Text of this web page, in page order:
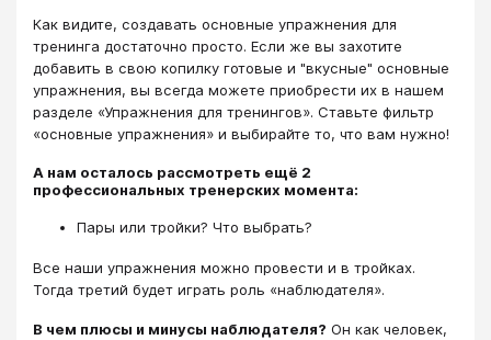
Как видите, создавать основные упражнения для
тренинга достаточно просто. Если же вы захотите
добавить в свою копилку готовые и "вкусные" основные
упражнения, вы всегда можете приобрести их в нашем
разделе «Упражнения для тренингов». Ставьте фильтр
«основные упражнения» и выбирайте то, что вам нужно!
А нам осталось рассмотреть ещё 2
профессиональных тренерских момента:
Пары или тройки? Что выбрать?
Все наши упражнения можно провести и в тройках.
Тогда третий будет играть роль «наблюдателя».
В чем плюсы и минусы наблюдателя? Он как человек,